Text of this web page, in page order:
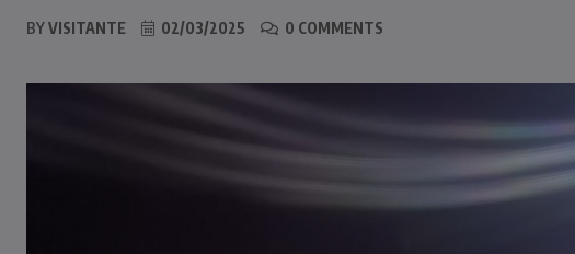
BYVISITANTE 02/03/2025 0 COMMENTS
Casal de idosos fica ferido após
veículo capotar em Pouso Redondo